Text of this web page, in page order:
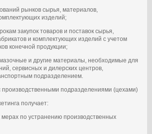
рынков сырья, материалов,
изделий;
закупок товаров и поставок сырья,
и комплектующих изделий с учетом
конечной продукции;
и другие материалы, необходимые для
сервисных и дилерских центров,
подразделением.
производственными подразделениями (цехами)
получает:
по устранению производственных